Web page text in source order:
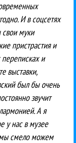
И в соцсетях
муки
пристрастия и
и
выставки,
был бы очень
звучит
А я
у нас в музее
мы смело можем